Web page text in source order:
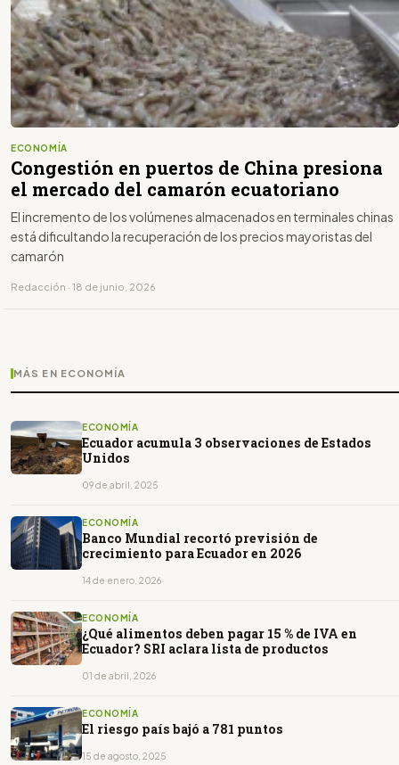
ECONOMÍA
Congestión en puertos de China presiona
el mercado del camarón ecuatoriano
El incremento de los volúmenes almacenados en terminales chinas
está dificultando la recuperación de los precios mayoristas del
camarón
Redacción · 18 de junio, 2026
MÁS EN ECONOMÍA
ECONOMÍA
Ecuador acumula 3 observaciones de Estados
Unidos
09 de abril, 2025
ECONOMÍA
Banco Mundial recortó previsión de
crecimiento para Ecuador en 2026
14 de enero, 2026
ECONOMÍA
¿Qué alimentos deben pagar 15 % de IVA en
Ecuador? SRI aclara lista de productos
01 de abril, 2026
ECONOMÍA
El riesgo país bajó a 781 puntos
15 de agosto, 2025